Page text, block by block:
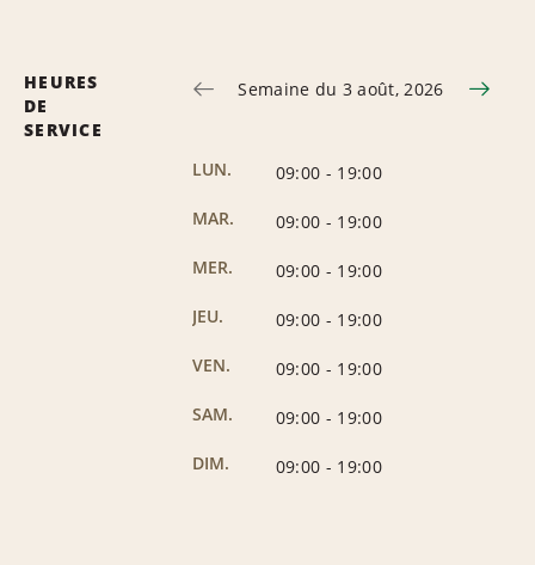
HEURES
DE
SERVICE
Semaine du 3 août, 2026
LUN. 09:00 - 19:00
MAR.
09:00 - 19:00
MER.
09:00 - 19:00
JEU.
09:00 - 19:00
VEN.
09:00 - 19:00
SAM.
09:00 - 19:00
DIM.
09:00 - 19:00